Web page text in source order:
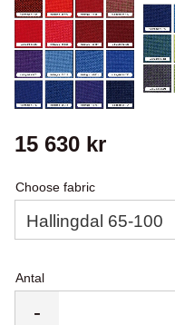
15 630 kr
Choose fabric
Antal
-